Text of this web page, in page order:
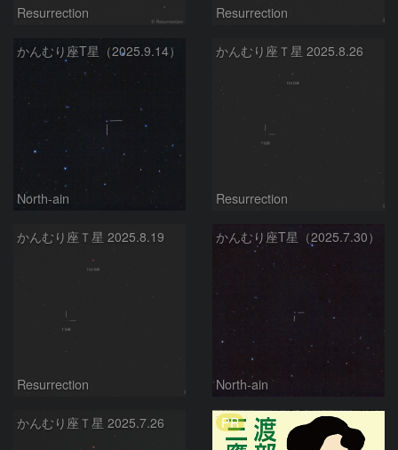
Resurrection Resurrection
かんむり座T星（2025.9.14）
North-ain
かんむり座Ｔ星 2025.8.26
Resurrection
かんむり座Ｔ星 2025.8.19
Resurrection
かんむり座T星（2025.7.30）
North-ain
かんむり座Ｔ星 2025.7.26 PR